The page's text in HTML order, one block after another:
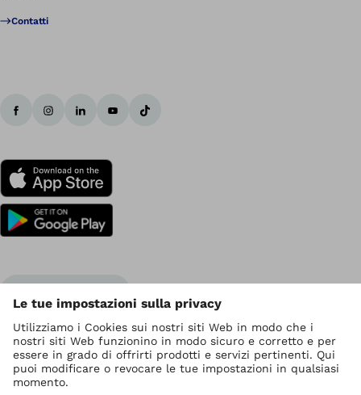
Contatti
I diritti d' autore sono di Ottobock